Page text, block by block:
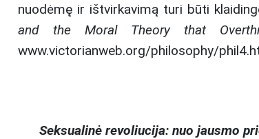
nuodėmę ir ištvirkavimą turi būti
and the Moral Theory that
www.victorianweb.org/philosophy/
Seksualinė revoliucija: nuo jausmo